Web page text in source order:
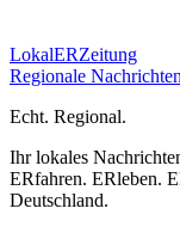
LokalERZeitung
Regionale
Echt. Regional.
Ihr lokales
ERfahren. ERleben.
Deutschland.